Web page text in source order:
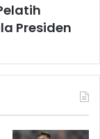
Presiden